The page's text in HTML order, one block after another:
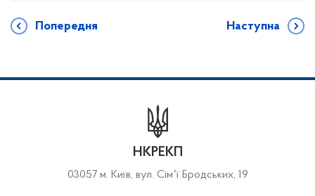
Попередня Наступна
НКРЕКП
03057 м. Київ, вул. Сімʼї Бродських, 19